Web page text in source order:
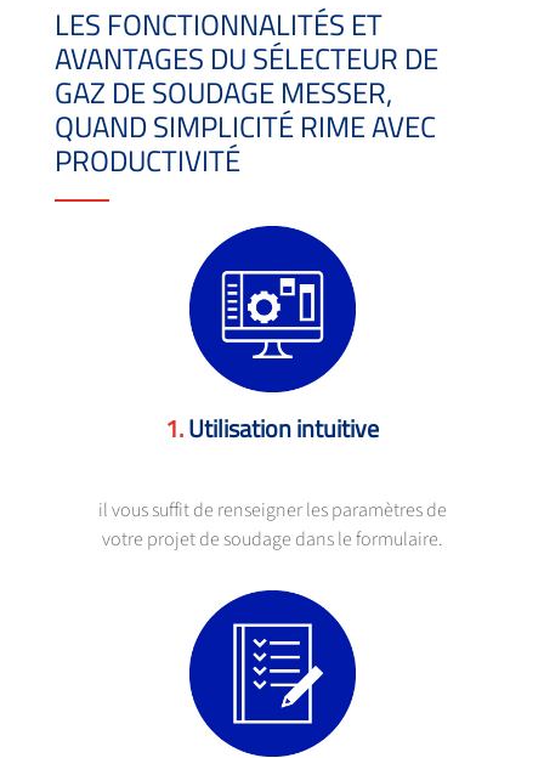
LES FONCTIONNALITÉS ET
AVANTAGES DU SÉLECTEUR DE
GAZ DE SOUDAGE MESSER,
QUAND SIMPLICITÉ RIME AVEC
PRODUCTIVITÉ
Utilisation intuitive
il vous suffit de renseigner les paramètres de
votre projet de soudage dans le formulaire.